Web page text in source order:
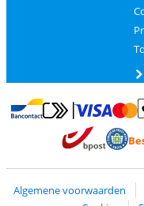
Betalen met Bancontact
Betalen met
Algemene voorwaarden